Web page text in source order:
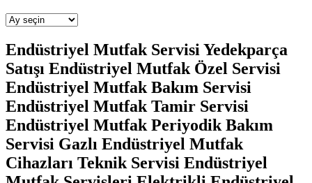
Arşivler
Endüstriyel Mutfak Servisi Yedekparça
Satışı Endüstriyel Mutfak Özel Servisi
Endüstriyel Mutfak Bakım Servisi
Endüstriyel Mutfak Tamir Servisi
Endüstriyel Mutfak Periyodik Bakım
Servisi Gazlı Endüstriyel Mutfak
Cihazları Teknik Servisi Endüstriyel